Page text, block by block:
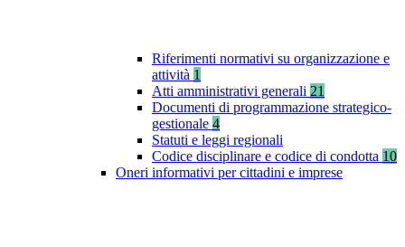
Riferimenti normativi su organizzazione e
attività 1
Atti amministrativi generali 21
Documenti di programmazione strategico-
gestionale 4
Statuti e leggi regionali
Codice disciplinare e codice di condotta 10
Oneri informativi per cittadini e imprese